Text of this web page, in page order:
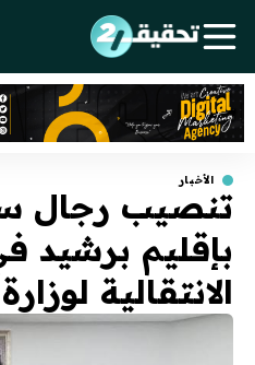
الأخبار
تنصيب رجال
بإقليم برشيد
الانتقالية